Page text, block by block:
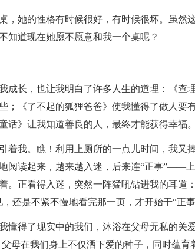
，她的性格有时候很好，有时候很坏。虽然
知道现在她愿不愿意和我一个桌呢？
成长，也让我明白了许多人生的道理：《查
；《了不起的狐狸爸爸》使我懂得了做人要
话》让我知道善良的人，最终才能获得幸
着我。瞧！利用上厕所的一点儿时间，我又
阅读起来，越来越入迷，后来连“正事”——
。正看得入迷，突然一阵猛吼钻进我的耳道
还是不紧不慢地看完那一页，才开始干“正事
懂得了现实中的我们，沐浴在父母无私的关
母在我们身上不仅洒下爱的种子，同时蕴育